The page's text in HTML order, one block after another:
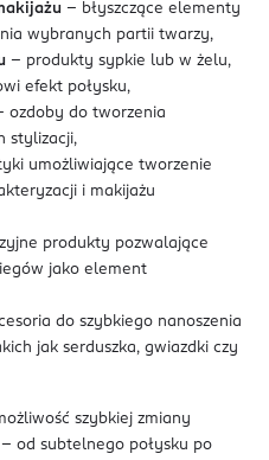
– błyszczące elementy
wybranych partii twarzy,
– produkty sypkie lub w żelu,
efekt połysku,
ozdoby do tworzenia
stylizacji,
umożliwiające tworzenie
i makijażu
produkty pozwalające
jako element
do szybkiego nanoszenia
jak serduszka, gwiazdki czy
szybkiej zmiany
od subtelnego połysku po